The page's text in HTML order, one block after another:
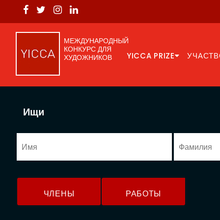
МЕЖДУНАРОДНЫЙ
КОНКУРС ДЛЯ
ХУДОЖНИКОВ
YICCA PRIZE
Ищи
ЧЛЕНЫ РАБОТЫ